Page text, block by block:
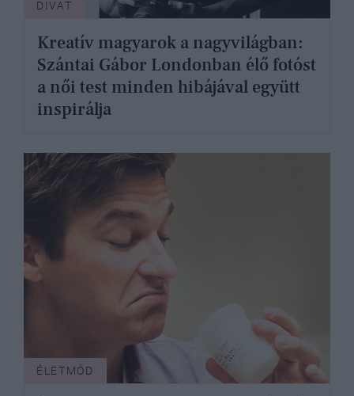
DIVAT
Kreatív magyarok a nagyvilágban:
Szántai Gábor Londonban élő fotóst
a női test minden hibájával együtt
inspirálja
ÉLETMÓD